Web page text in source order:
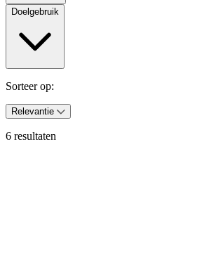
Doelgebruik
Sorteer op:
Relevantie
6 resultaten